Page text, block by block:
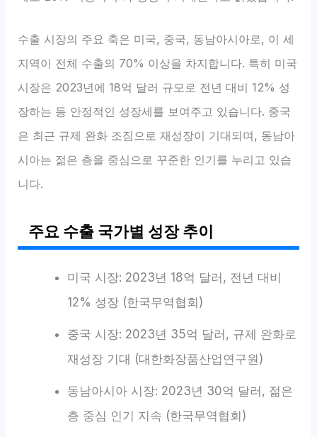
수출 시장의 주요 축은 미국, 중국, 동남아시아로, 이 세
지역이 전체 수출의 70% 이상을 차지합니다. 특히 미국
시장은 2023년에 18억 달러 규모로 전년 대비 12% 성
장하는 등 안정적인 성장세를 보여주고 있습니다. 중국
은 최근 규제 완화 조짐으로 재성장이 기대되며, 동남아
시아는 젊은 층을 중심으로 꾸준한 인기를 누리고 있습
니다.
주요 수출 국가별 성장 추이
미국 시장: 2023년 18억 달러, 전년 대비
12% 성장 (한국무역협회)
중국 시장: 2023년 35억 달러, 규제 완화로
재성장 기대 (대한화장품산업연구원)
동남아시아 시장: 2023년 30억 달러, 젊은
층 중심 인기 지속 (한국무역협회)